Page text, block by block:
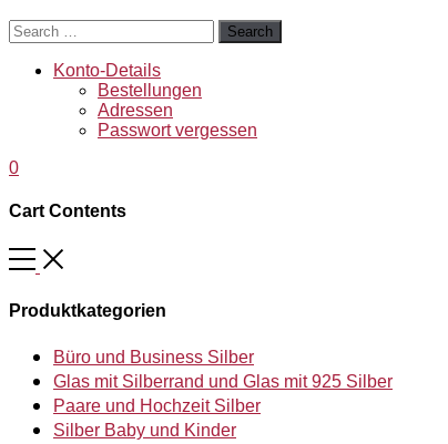
Search
Konto-Details
Bestellungen
Adressen
Passwort vergessen
0
Cart Contents
Produktkategorien
Büro und Business Silber
Glas mit Silberrand und Glas mit 925 Silber
Paare und Hochzeit Silber
Silber Baby und Kinder